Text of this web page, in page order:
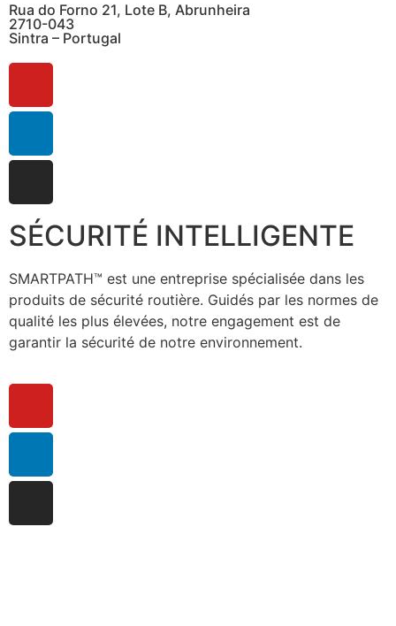
Rua do Forno 21, Lote B, Abrunheira
2710-043
Sintra – Portugal
SÉCURITÉ INTELLIGENTE
SMARTPATH™ est une entreprise spécialisée dans les
produits de sécurité routière. Guidés par les normes de
qualité les plus élevées, notre engagement est de
garantir la sécurité de notre environnement.